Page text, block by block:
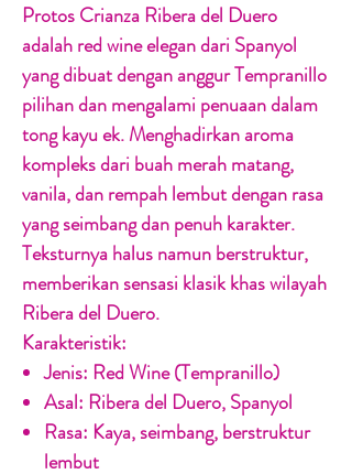
Protos Crianza Ribera del Duero
adalah red wine elegan dari Spanyol
yang dibuat dengan anggurTempranillo
pilihan dan mengalami penuaan dalam
tong kayu ek. Menghadirkan aroma
kompleks dari buah merah matang,
vanila, dan rempah lembut dengan rasa
yang seimbang dan penuh karakter.
Teksturnya halus namun berstruktur,
memberikan sensasi klasik khas wilayah
Ribera del Duero.
Karakteristik:
Jenis: Red Wine (Tempranillo)
Asal: Ribera del Duero, Spanyol
Rasa: Kaya, seimbang, berstruktur
lembut